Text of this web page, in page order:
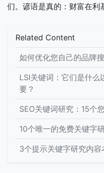
们。谚语是真的：财富在利
Related Content
如何优化您自己的品牌
LSI关键词：它们是什么
要？
SEO关键词研究：15个
10个唯一的免费关键字
3个提示关键字研究内容